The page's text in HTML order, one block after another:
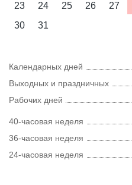
23
24 25 26 27
30
31
Календарных дней
Выходных и праздничных
Рабочих дней
40-часовая неделя
36-часовая неделя
24-часовая неделя